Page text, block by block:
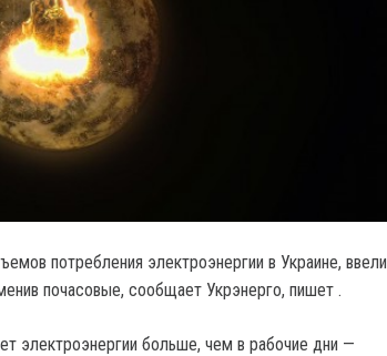
потребления электроэнергии в Украине, ввели
почасовые, сообщает Укрэнерго, пишет .
электроэнергии больше, чем в рабочие дни —